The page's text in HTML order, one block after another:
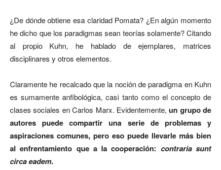
¿De dónde obtiene esa claridad Pomata? ¿En algún momento
he dicho que los paradigmas sean teorías solamente? Citando
al propio Kuhn, he hablado de ejemplares, matrices
disciplinares y otros elementos.
Claramente he recalcado que la noción de paradigma en Kuhn
es sumamente anfibológica, casi tanto como el concepto de
clases sociales en Carlos Marx. Evidentemente,un grupo de
autores puede compartir una serie de problemas y
aspiraciones comunes, pero eso puede llevarle más bien
al enfrentamiento que a la cooperación: contraria sunt
circa eadem.